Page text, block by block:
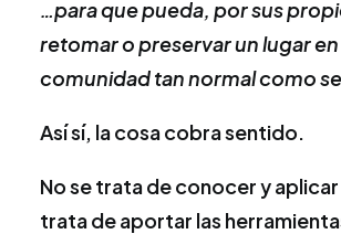
…para que pueda, por sus
retomar o preservar un lugar en
comunidad tan normal como
Así sí, la cosa cobra sentido.
No se trata de conocer y aplicar
trata de aportar las